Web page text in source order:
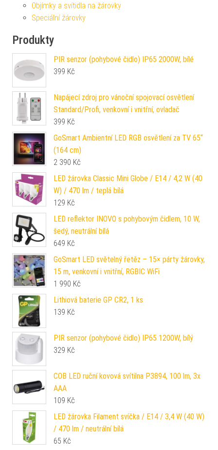
Objímky a svítidla na žárovky
Speciální žárovky
Produkty
PIR senzor (pohybové čidlo) IP65 2000W, bílé
399 Kč
Napájecí zdroj pro vánoční spojovací osvětlení
Standard/Profi, venkovní i vnitřní, ovladač
399 Kč
GoSmart Ambientní LED RGB osvětlení za TV 65“
(164 cm)
2 390 Kč
LED žárovka Classic Mini Globe / E14 / 4,2 W (40
W) / 470 lm / teplá bílá
129 Kč
LED reflektor INOVO s pohybovým čidlem, 10 W,
šedý, neutrální bílá
649 Kč
GoSmart LED světelný řetěz – 15× párty žárovky,
15 m, venkovní i vnitřní, RGBIC WiFi
1 990 Kč
Lithiová baterie GP CR2, 1 ks
139 Kč
PIR senzor (pohybové čidlo) IP65 1200W, bílý
329 Kč
COB LED ruční kovová svítilna P3894, 100 lm, 3x
AAA
109 Kč
LED žárovka Filament svíčka / E14 / 3,4 W (40 W)
/ 470 lm / neutrální bílá
65 Kč